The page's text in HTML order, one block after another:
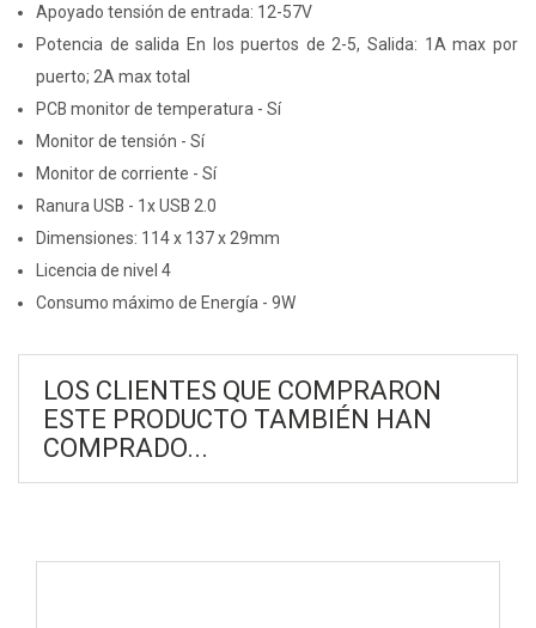
Apoyado tensión de entrada: 12-57V
Potencia de salida En los puertos de 2-5, Salida: 1A max por
puerto; 2A max total
PCB monitor de temperatura - Sí
Monitor de tensión - Sí
Monitor de corriente - Sí
Ranura USB - 1x USB 2.0
Dimensiones: 114 x 137 x 29mm
Licencia de nivel 4
Consumo máximo de Energía - 9W
LOS CLIENTES QUE COMPRARON
ESTE PRODUCTO TAMBIÉN HAN
COMPRADO...